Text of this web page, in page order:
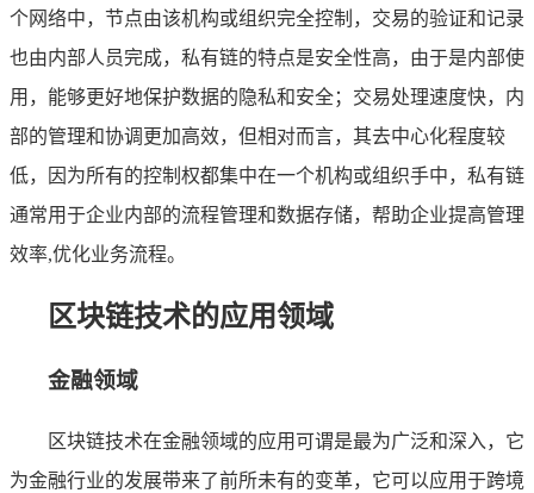
个网络中，节点由该机构或组织完全控制，交易的验证和记录
也由内部人员完成，私有链的特点是安全性高，由于是内部使
用，能够更好地保护数据的隐私和安全；交易处理速度快，内
部的管理和协调更加高效，但相对而言，其去中心化程度较
低，因为所有的控制权都集中在一个机构或组织手中，私有链
通常用于企业内部的流程管理和数据存储，帮助企业提高管理
效率,优化业务流程。
区块链技术的应用领域
金融领域
区块链技术在金融领域的应用可谓是最为广泛和深入，它
为金融行业的发展带来了前所未有的变革，它可以应用于跨境